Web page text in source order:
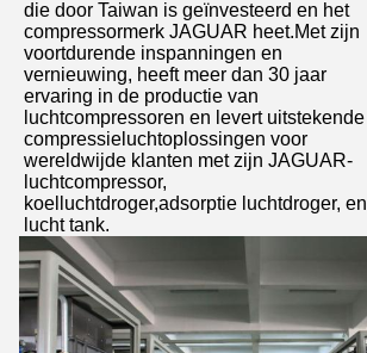
die door Taiwan is geïnvesteerd en het
compressormerk JAGUAR heet.Met zijn
voortdurende inspanningen en
vernieuwing, heeft meer dan 30 jaar
ervaring in de productie van
luchtcompressoren en levert uitstekende
compressieluchtoplossingen voor
wereldwijde klanten met zijn JAGUAR-
luchtcompressor,
koelluchtdroger,adsorptie luchtdroger, en
lucht tank.